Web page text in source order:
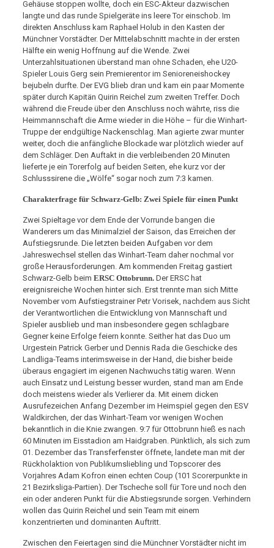
Gehäuse stoppen wollte, doch ein ESC-Akteur dazwischen
langte und das runde Spielgeräte ins leere Tor einschob. Im
direkten Anschluss kam Raphael Holub in den Kasten der
Münchner Vorstädter. Der Mittelabschnitt machte in der ersten
Hälfte ein wenig Hoffnung auf die Wende. Zwei
Unterzahlsituationen überstand man ohne Schaden, ehe U20-
Spieler Louis Gerg sein Premierentor im Senioreneishockey
bejubeln durfte. Der EVG blieb dran und kam ein paar Momente
später durch Kapitän Quirin Reichel zum zweiten Treffer. Doch
während die Freude über den Anschluss noch währte, riss die
Heimmannschaft die Arme wieder in die Höhe – für die Winhart-
Truppe der endgültige Nackenschlag. Man agierte zwar munter
weiter, doch die anfängliche Blockade war plötzlich wieder auf
dem Schläger. Den Auftakt in die verbleibenden 20 Minuten
lieferte je ein Torerfolg auf beiden Seiten, ehe kurz vor der
Schlusssirene die „Wölfe“ sogar noch zum 7:3 kamen.
Charakterfrage für Schwarz-Gelb: Zwei Spiele für einen Punkt
Zwei Spieltage vor dem Ende der Vorrunde bangen die
Wanderers um das Minimalziel der Saison, das Erreichen der
Aufstiegsrunde. Die letzten beiden Aufgaben vor dem
Jahreswechsel stellen das Winhart-Team daher nochmal vor
große Herausforderungen. Am kommenden Freitag gastiert
Schwarz-Gelb beim ERSC Ottobrunn.Der ERSC hat
ereignisreiche Wochen hinter sich. Erst trennte man sich Mitte
November vom Aufstiegstrainer Petr Vorisek, nachdem aus Sicht
der Verantwortlichen die Entwicklung von Mannschaft und
Spieler ausblieb und man insbesondere gegen schlagbare
Gegner keine Erfolge feiern konnte. Seither hat das Duo um
Urgestein Patrick Gerber und Dennis Rada die Geschicke des
Landliga-Teams interimsweise in der Hand, die bisher beide
überaus engagiert im eigenen Nachwuchs tätig waren. Wenn
auch Einsatz und Leistung besser wurden, stand man am Ende
doch meistens wieder als Verlierer da. Mit einem dicken
Ausrufezeichen Anfang Dezember im Heimspiel gegen den ESV
Waldkirchen, der das Winhart-Team vor wenigen Wochen
bekanntlich in die Knie zwangen. 9:7 für Ottobrunn hieß es nach
60 Minuten im Eisstadion am Haidgraben. Pünktlich, als sich zum
01. Dezember das Transferfenster öffnete, landete man mit der
Rückholaktion von Publikumsliebling und Topscorer des
Vorjahres Adam Kofron einen echten Coup (101 Scorerpunkte in
21 Bezirksliga-Partien). Der Tscheche soll für Tore und noch den
ein oder anderen Punkt für die Abstiegsrunde sorgen. Verhindern
wollen das Quirin Reichel und sein Team mit einem
konzentrierten und dominanten Auftritt.
Zwischen den Feiertagen sind die Münchner Vorstädter nicht im